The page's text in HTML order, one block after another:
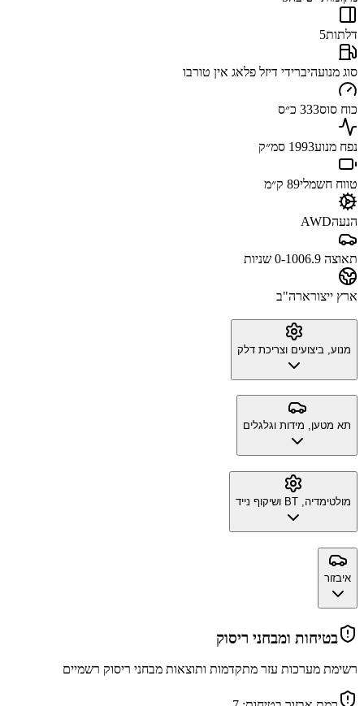
דלתות5
סוג מנועהיברידי דיזל פלאג אין טורבו
כוח סוס333 כ״ס
נפח מנוע1993 סמ״ק
טווח חשמלי89 ק״מ
הנעהAWD
תאוצה 0-100 6.9 שניות
ארץ ייצורארה"ב
מנוע, ביצועים וצריכת דלק
תא מטען, מידות וגלגלים
מולטימדיה, BT ושיקוף נייד
איבזור
בטיחות ומבחני ריסוק
רשימת מערכות עזר מתקדמות ותוצאות מבחני ריסוק רשמיים